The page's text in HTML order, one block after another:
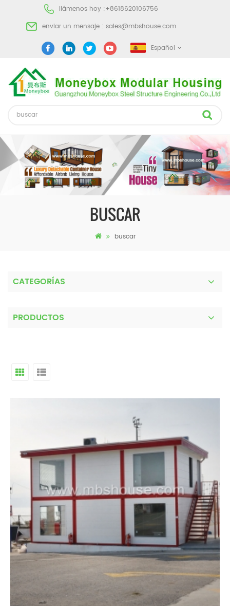
llámenos hoy :+8618620106756
enviar un mensaje : sales@mbshouse.com
Español
BUSCAR
buscar
CATEGORÍAS
PRODUCTOS